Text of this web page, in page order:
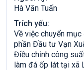
Hà Văn Tuấn
Trích yếu:
Về việc chuyển
phần Đầu tư Vạn
Điều chỉnh công
làm đá ốp lát tại xã